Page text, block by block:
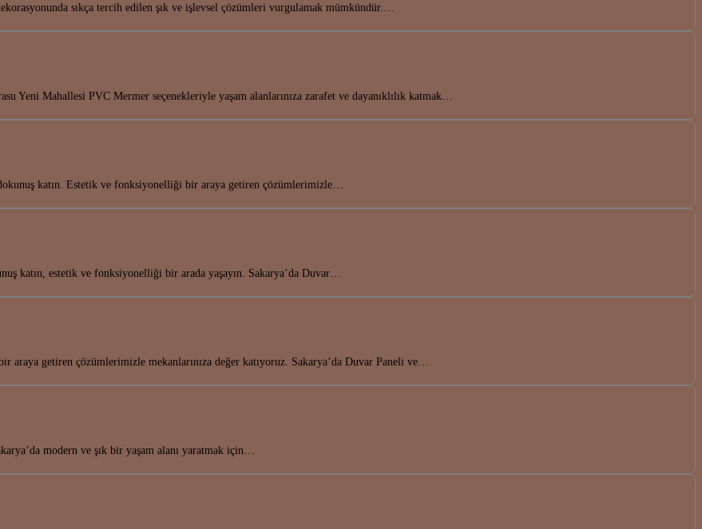
sıkça tercih edilen şık ve işlevsel çözümleri vurgulamak mümkündür.…
Yeni Mahallesi PVC Mermer seçenekleriyle yaşam alanlarınıza zarafet ve dayanıklılık katmak…
katın. Estetik ve fonksiyonelliği bir araya getiren çözümlerimizle…
katın, estetik ve fonksiyonelliği bir arada yaşayın. Sakarya’da Duvar…
getiren çözümlerimizle mekanlarınıza değer katıyoruz. Sakarya’da Duvar Paneli ve…
modern ve şık bir yaşam alanı yaratmak için…